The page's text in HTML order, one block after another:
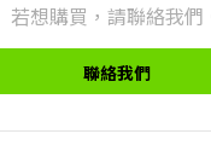
若想購買，請聯絡我們
聯絡我們